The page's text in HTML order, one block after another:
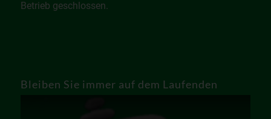
Betrieb geschlossen.
Bleiben Sie immer auf dem Laufenden